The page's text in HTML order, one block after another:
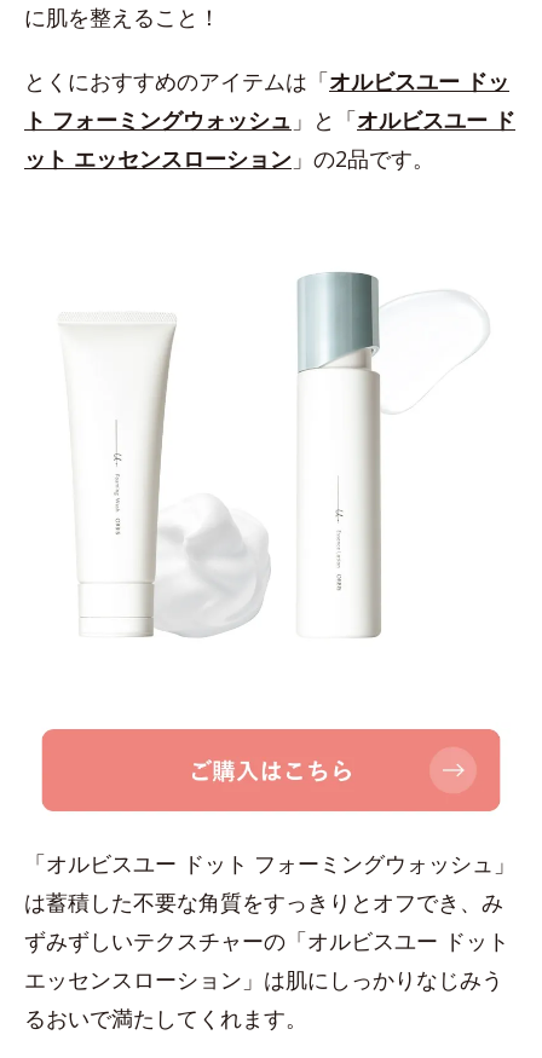
に肌を整えること！
とくにおすすめのアイテムは「オルビスユー ドッ
ト フォーミングウォッシュ 」と「オルビスユー ド
ット エッセンスローション 」の2品です。
「オルビスユー ドット フォーミングウォッシュ」
は蓄積した不要な角質をすっきりとオフでき、み
ずみずしいテクスチャーの「オルビスユー ドット
エッセンスローション」は肌にしっかりなじみう
るおいで満たしてくれます。